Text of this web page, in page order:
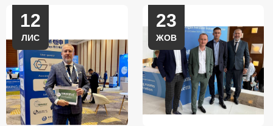
12
ЛИС
23
ЖОВ